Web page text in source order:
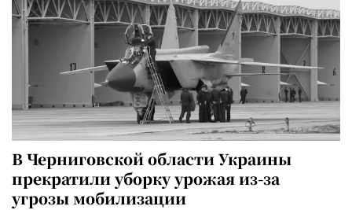
В Черниговской области Украины
прекратили уборку урожая из-за
угрозы мобилизации